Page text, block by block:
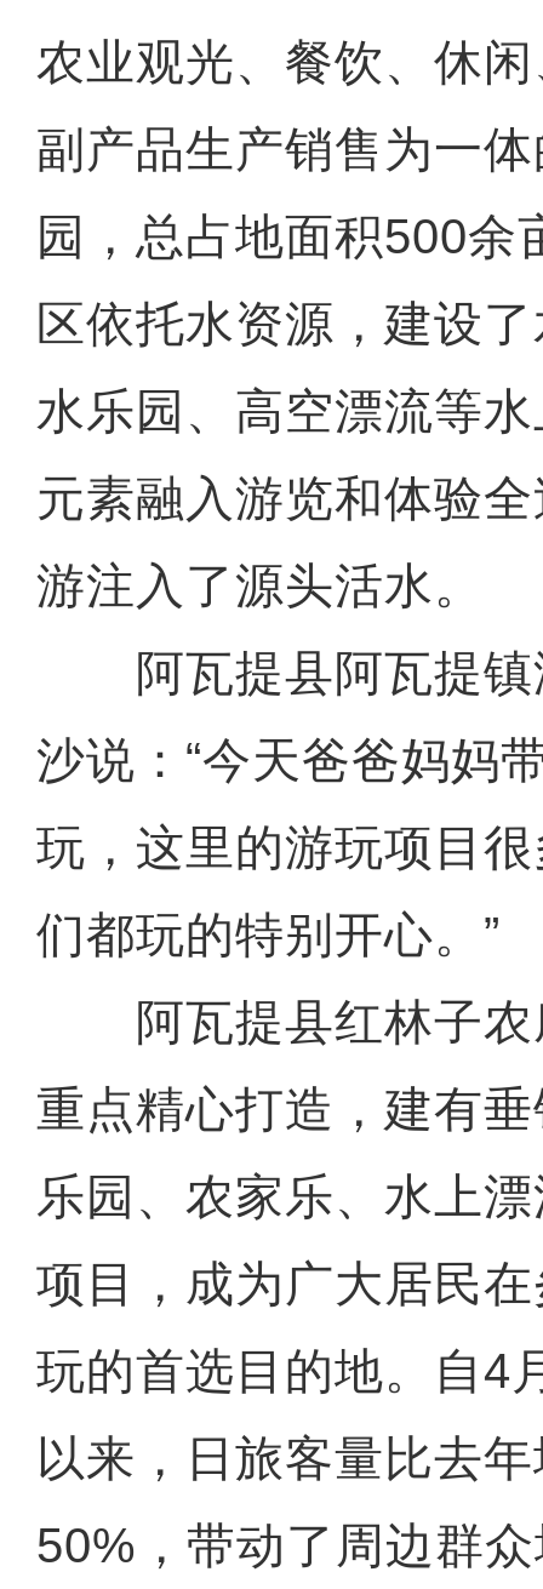
农业观光、餐饮、休
副产品生产销售为一
园，总占地面积500余
区依托水资源，建设
水乐园、高空漂流等
元素融入游览和体验
游注入了源头活水。
阿瓦提县阿瓦提镇
沙说：“今天爸爸妈妈
玩，这里的游玩项目
们都玩的特别开心。”
阿瓦提县红林子农
重点精心打造，建有
乐园、农家乐、水上
项目，成为广大居民
玩的首选目的地。自4
以来，日旅客量比去
50%，带动了周边群